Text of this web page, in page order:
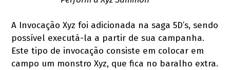
A Invocação Xyz foi adicionada na saga 5D’s, sendo
possível executá-la a partir de sua campanha.
Este tipo de invocação consiste em colocar em
campo um monstro Xyz, que fica no baralho extra.